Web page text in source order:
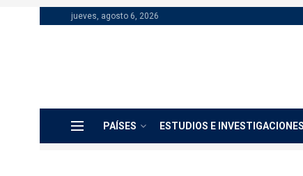
jueves, agosto 6, 2026
PAÍSES ESTUDIOS E INVESTIGACIONES